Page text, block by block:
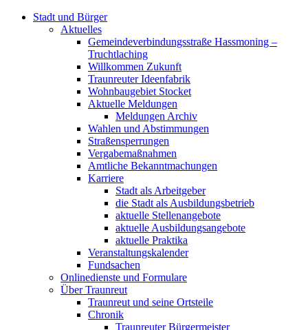
Stadt und Bürger
Aktuelles
Gemeindeverbindungsstraße Hassmoning –
Truchtlaching
Willkommen Zukunft
Traunreuter Ideenfabrik
Wohnbaugebiet Stocket
Aktuelle Meldungen
Meldungen Archiv
Wahlen und Abstimmungen
Straßensperrungen
Vergabemaßnahmen
Amtliche Bekanntmachungen
Karriere
Stadt als Arbeitgeber
die Stadt als Ausbildungsbetrieb
aktuelle Stellenangebote
aktuelle Ausbildungsangebote
aktuelle Praktika
Veranstaltungskalender
Fundsachen
Onlinedienste und Formulare
Über Traunreut
Traunreut und seine Ortsteile
Chronik
Traunreuter Bürgermeister